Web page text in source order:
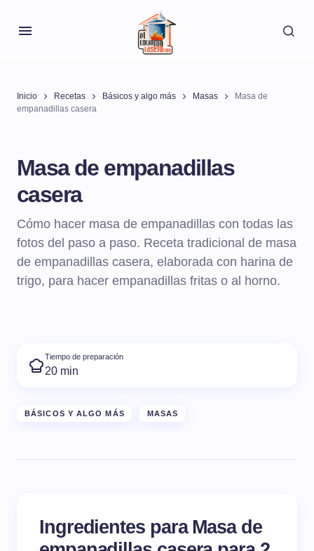
Inicio Recetas Básicos y algo más Masas
Masa de
empanadillas casera
Masa de empanadillas
casera
Cómo hacer masa de empanadillas con todas las
fotos del paso a paso. Receta tradicional de masa
de empanadillas casera, elaborada con harina de
trigo, para hacer empanadillas fritas o al horno.
Tiempo de preparación
20 min
BÁSICOS Y ALGO MÁS MASAS
Ingredientes para Masa de